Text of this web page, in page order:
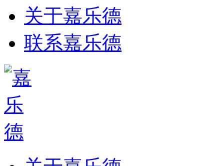
关于嘉乐德
联系嘉乐德